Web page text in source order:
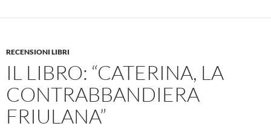
RECENSIONI LIBRI
IL LIBRO: “CATERINA, LA
CONTRABBANDIERA
FRIULANA”